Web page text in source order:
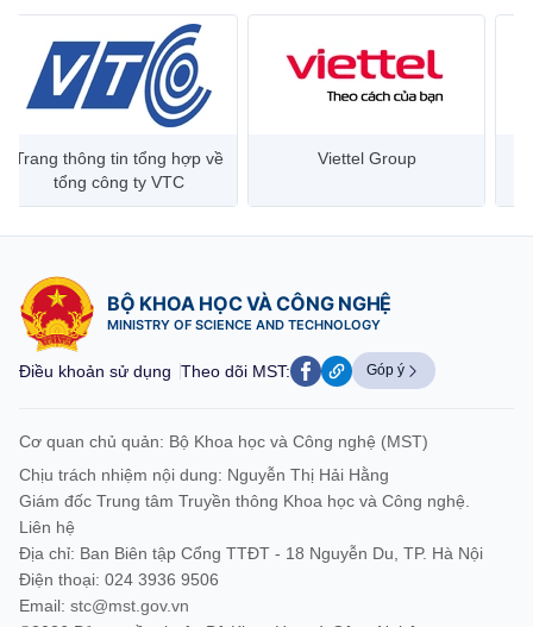
Trang thông tin tổng hợp về
tổng công ty VTC
Viettel Group
BỘ KHOA HỌC VÀ CÔNG NGHỆ
MINISTRY OF SCIENCE AND TECHNOLOGY
Điều khoản sử dụng Theo dõi MST: Góp ý
Cơ quan chủ quản: Bộ Khoa học và Công nghệ (MST)
Chịu trách nhiệm nội dung: Nguyễn Thị Hải Hằng
Giám đốc Trung tâm Truyền thông Khoa học và Công nghệ.
Liên hệ
Địa chỉ: Ban Biên tập Cổng TTĐT - 18 Nguyễn Du, TP. Hà Nội
Điện thoại: 024 3936 9506
Email: stc@mst.gov.vn